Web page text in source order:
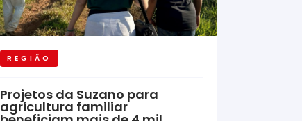
REGIÃO
Projetos da Suzano para
agricultura familiar